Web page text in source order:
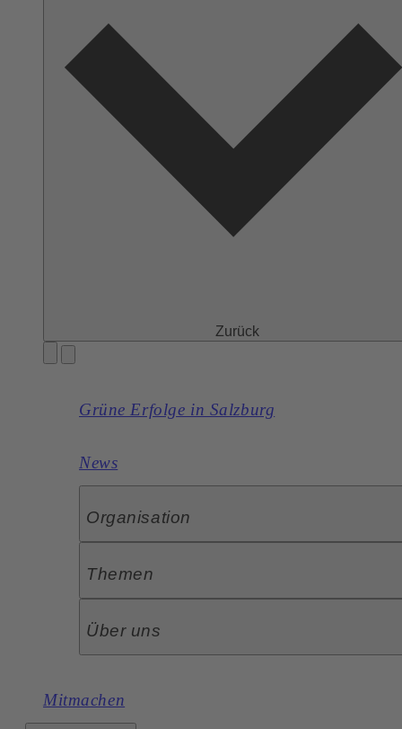
Zurück
Grüne Erfolge in Salzburg
News
Organisation
Themen
Über uns
Mitmachen